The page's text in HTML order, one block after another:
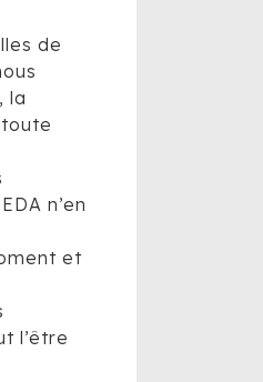
de
la
n’en
et
l’être